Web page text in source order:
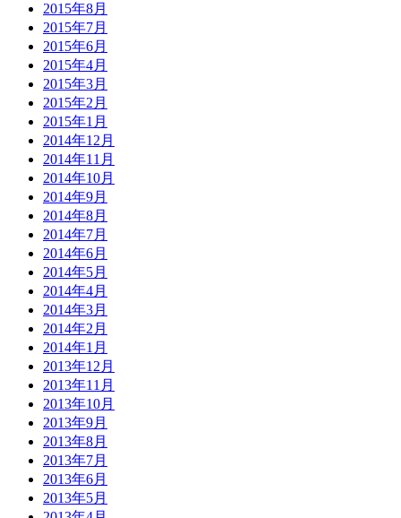
2015年8月
2015年7月
2015年6月
2015年4月
2015年3月
2015年2月
2015年1月
2014年12月
2014年11月
2014年10月
2014年9月
2014年8月
2014年7月
2014年6月
2014年5月
2014年4月
2014年3月
2014年2月
2014年1月
2013年12月
2013年11月
2013年10月
2013年9月
2013年8月
2013年7月
2013年6月
2013年5月